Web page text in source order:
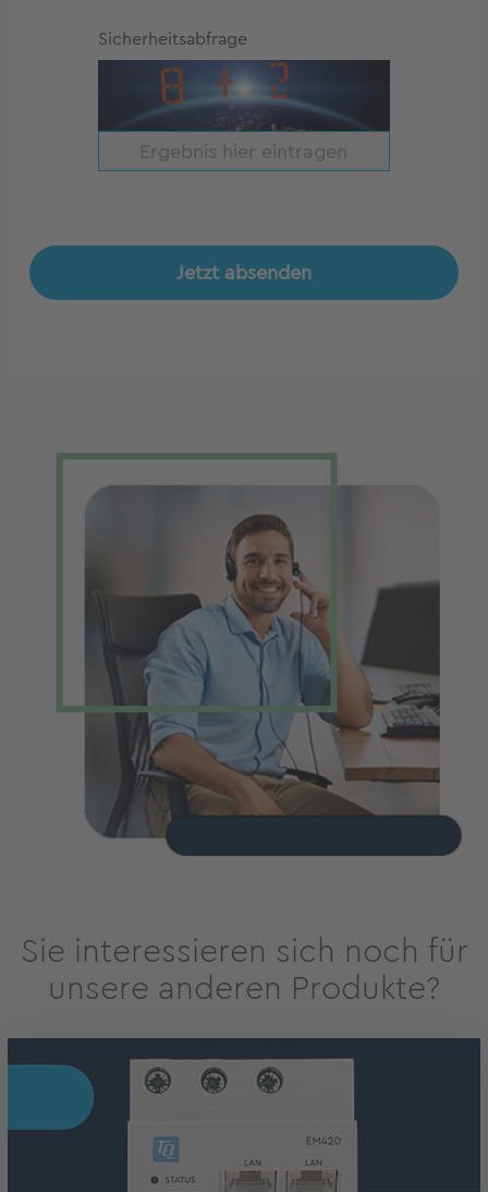
Sicherheitsabfrage
Jetzt absenden
Sie interessieren sich noch für
unsere anderen Produkte?